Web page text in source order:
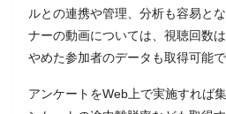
ルとの連携や管理、分析も容易と
ナーの動画については、視聴回数
やめた参加者のデータも取得可能で
アンケートをWeb上で実施すれば